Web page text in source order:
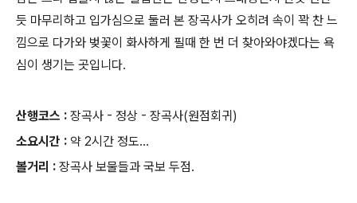
듯 마무리하고 입가심으로 둘러 본 장곡사가 오히려 속이 꽉 찬 느
낌으로 다가와 벚꽃이 화사하게 필때 한 번 더 찾아와야겠다는 욕
심이 생기는 곳입니다.
산행코스 : 장곡사 - 정상 - 장곡사(원점회귀)
소요시간 : 약 2시간 정도...
볼거리 : 장곡사 보물들과 국보 두점.